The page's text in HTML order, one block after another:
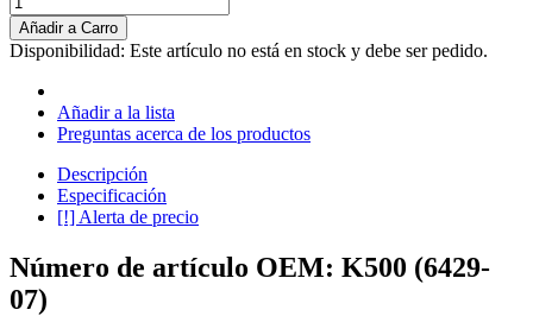
Añadir a Carro
Disponibilidad: Este artículo no está en stock y debe ser pedido.
Añadir a la lista
Preguntas acerca de los productos
Descripción
Especificación
[!] Alerta de precio
Número de artículo OEM: K500 (6429-
07)